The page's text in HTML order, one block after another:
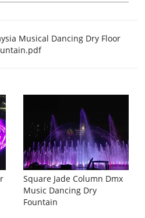
Musical Dancing Dry Floor
Square Jade Column Dmx
Music Dancing Dry
Fountain